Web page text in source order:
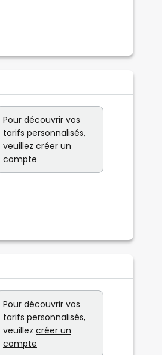
Pour découvrir vos
tarifs personnalisés,
veuillez créer un
compte
Pour découvrir vos
tarifs personnalisés,
veuillez créer un
compte